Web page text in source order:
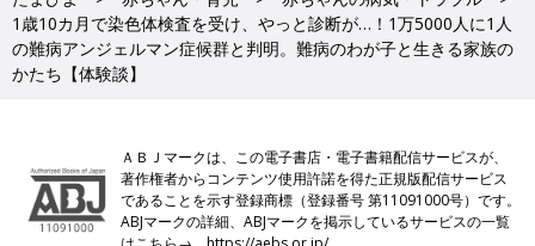
1歳10カ月で染色体検査を受け、やっと診断が…！1万5000人に1人
の難病アンジェルマン症候群と判明。難病のわが子と生きる家族の
かたち【体験談】
ＡＢＪマークは、この電子書店・電子書籍配信サービスが、
著作権者からコンテンツ使用許諾を得た正規版配信サービス
であることを示す登録商標（登録番号 第11091000号）です。
ABJマークの詳細、ABJマークを掲示しているサービスの一覧